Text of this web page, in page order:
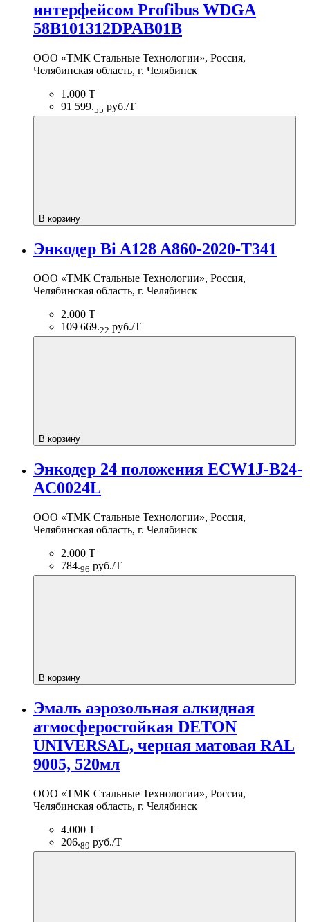
интерфейсом Profibus WDGA
58B101312DPAB01B
ООО «ТМК Стальные Технологии», Россия,
Челябинская область, г. Челябинск
1.000 Т
91 599.55 руб./Т
В корзину
Энкодер Bi A128 A860-2020-T341
ООО «ТМК Стальные Технологии», Россия,
Челябинская область, г. Челябинск
2.000 Т
109 669.22 руб./Т
В корзину
Энкодер 24 положения ECW1J-B24-
AC0024L
ООО «ТМК Стальные Технологии», Россия,
Челябинская область, г. Челябинск
2.000 Т
784.96 руб./Т
В корзину
Эмаль аэрозольная алкидная
атмосферостойкая DETON
UNIVERSAL, черная матовая RAL
9005, 520мл
ООО «ТМК Стальные Технологии», Россия,
Челябинская область, г. Челябинск
4.000 Т
206.89 руб./Т